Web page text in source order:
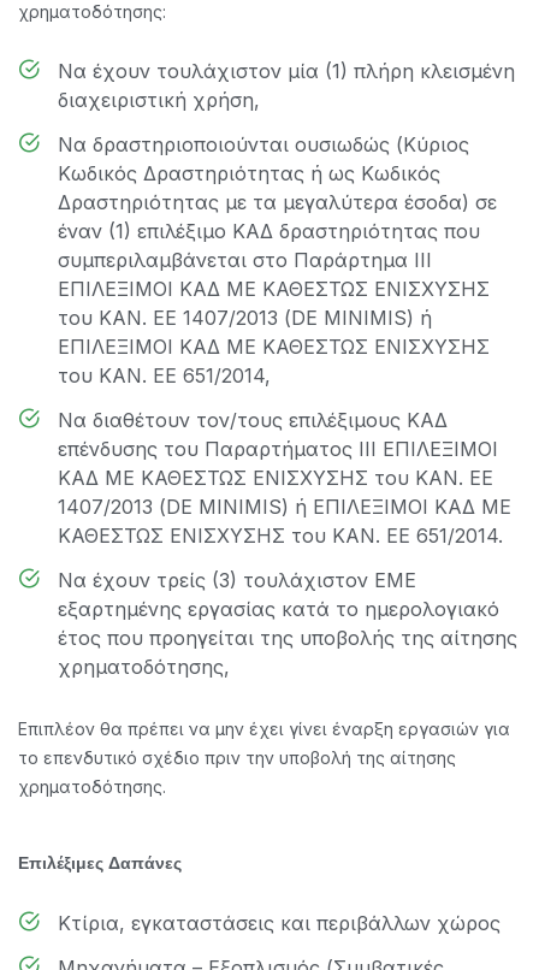
χρηματοδότησης:
Να έχουν τουλάχιστον μία (1) πλήρη κλεισμένη
διαχειριστική χρήση,
Να δραστηριοποιούνται ουσιωδώς (Κύριος
Κωδικός Δραστηριότητας ή ως Κωδικός
Δραστηριότητας με τα μεγαλύτερα έσοδα) σε
έναν (1) επιλέξιμο ΚΑΔ δραστηριότητας που
συμπεριλαμβάνεται στο Παράρτημα III
ΕΠΙΛΕΞΙΜΟΙ ΚΑΔ ΜΕ ΚΑΘΕΣΤΩΣ ΕΝΙΣΧΥΣΗΣ
του ΚΑΝ. ΕΕ 1407/2013 (DE MINIMIS) ή
ΕΠΙΛΕΞΙΜΟΙ ΚΑΔ ΜΕ ΚΑΘΕΣΤΩΣ ΕΝΙΣΧΥΣΗΣ
του ΚΑΝ. ΕΕ 651/2014,
Να διαθέτουν τον/τους επιλέξιμους ΚΑΔ
επένδυσης του Παραρτήματος III ΕΠΙΛΕΞΙΜΟΙ
ΚΑΔ ΜΕ ΚΑΘΕΣΤΩΣ ΕΝΙΣΧΥΣΗΣ του ΚΑΝ. ΕΕ
1407/2013 (DE MINIMIS) ή ΕΠΙΛΕΞΙΜΟΙ ΚΑΔ ΜΕ
ΚΑΘΕΣΤΩΣ ΕΝΙΣΧΥΣΗΣ του ΚΑΝ. ΕΕ 651/2014.
Να έχουν τρείς (3) τουλάχιστον ΕΜΕ
εξαρτημένης εργασίας κατά το ημερολογιακό
έτος που προηγείται της υποβολής της αίτησης
χρηματοδότησης,
Επιπλέον θα πρέπει να μην έχει γίνει έναρξη εργασιών για
το επενδυτικό σχέδιο πριν την υποβολή της αίτησης
χρηματοδότησης.
Επιλέξιμες Δαπάνες
Κτίρια, εγκαταστάσεις και περιβάλλων χώρος